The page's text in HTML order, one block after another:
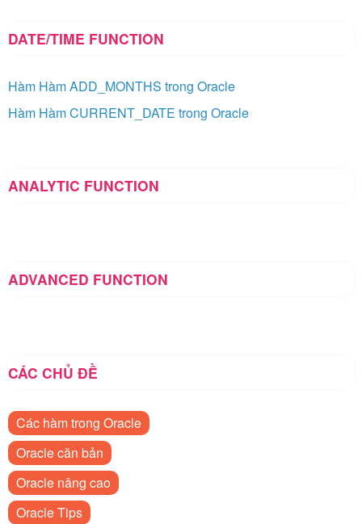
DATE/TIME FUNCTION
Hàm Hàm ADD_MONTHS trong Oracle
Hàm Hàm CURRENT_DATE trong Oracle
ANALYTIC FUNCTION
ADVANCED FUNCTION
CÁC CHỦ ĐỀ
Các hàm trong Oracle
Oracle căn bản
Oracle nâng cao
Oracle Tips